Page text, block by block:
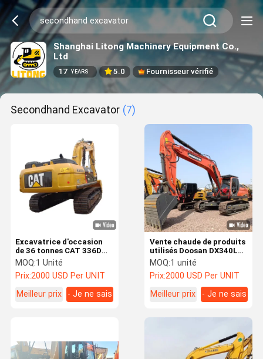
Shanghai Litong Machinery Equipment Co.,
Ltd
17 YEARS 5.0 Fournisseur vérifié
Secondhand Excavator (7)
Excavatrice d'occasion
de 36 tonnes CAT 336D
336 Excavatrice d'origine
utilisée
MOQ:1 Unité
Prix:2000 USD Per UNIT
Meilleur prix
- Je ne sais
Vente chaude de produits
utilisés Doosan DX340LC
Excavator 34 Tonnes
d'occasion Excavateur à
ramper Doosan 340 Avec
la meilleure qualité
MOQ:1 unité
Prix:2000 USD Per UNIT
Meilleur prix
- Je ne sais